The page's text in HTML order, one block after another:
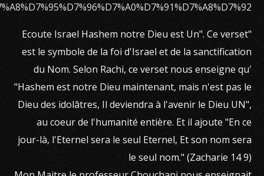
"Ecoute Israel Hashem notre Dieu est Un". Ce verset
est le symbole de la foi d'Israel et de la sanctification
du Nom. Selon Rachi, ce verset nous enseigne qu'
"Hashem est notre Dieu maintenant, mais n'est pas le
Dieu des idolâtres, Il deviendra à l'avenir le Dieu UN",
au coeur de l'humanité entière. Et il ajoute "En ce
jour-là, l'Eternel sera le seul Eternel, Et son nom sera
le seul nom." (Zacharie 14 9)